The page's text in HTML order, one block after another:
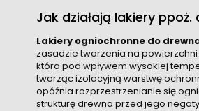
Jak działają lakiery ppoż.
Lakiery ogniochronne do
zasadzie tworzenia na powierzchni
która pod wpływem wysokiej
tworząc izolacyjną warstwę
opóźnia rozprzestrzenianie się
strukturę drewna przed jego